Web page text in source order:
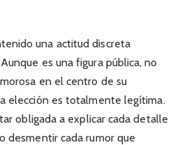
una actitud discreta
es una figura pública, no
en el centro de su
elección es totalmente legítima.
obligada a explicar cada detalle
desmentir cada rumor que